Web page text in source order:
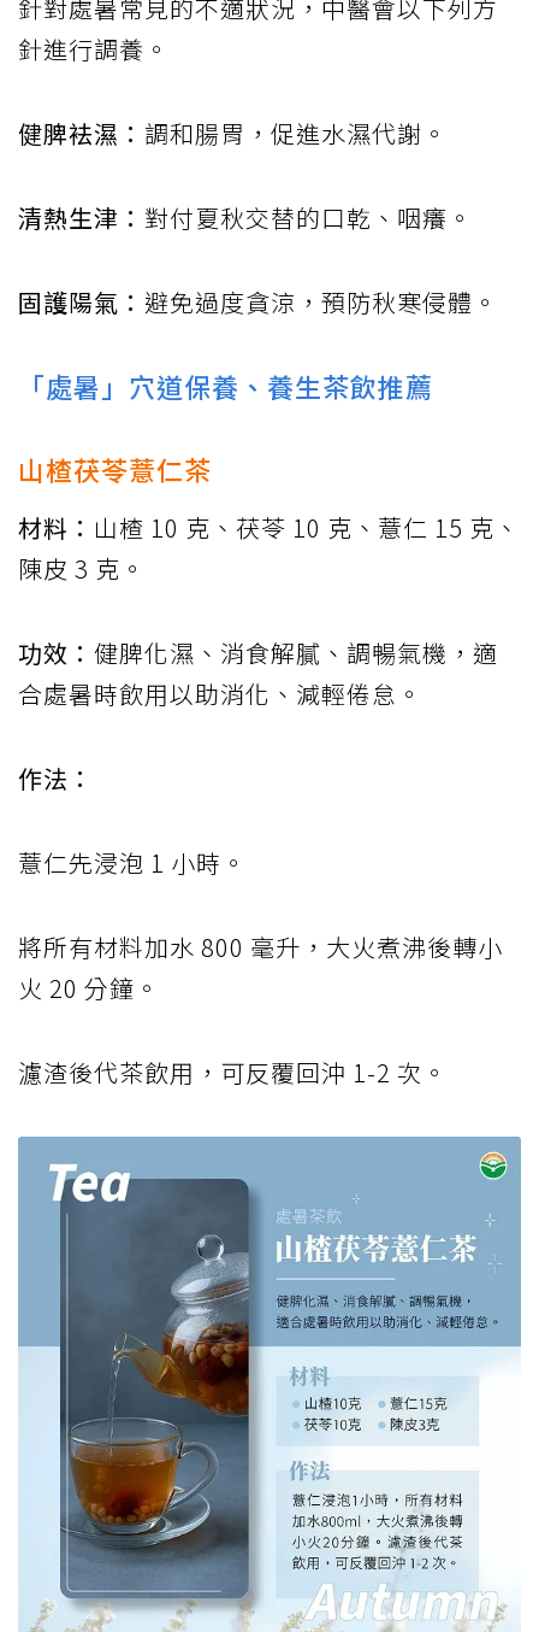
針對處暑常見的不適狀況，中醫會以下列方
針進行調養。
健脾袪濕： 調和腸胃，促進水濕代謝。
清熱生津： 對付夏秋交替的口乾、咽癢。
固護陽氣： 避免過度貪涼，預防秋寒侵體。
「處暑」穴道保養、養生茶飲推薦
山楂茯苓薏仁茶
材料： 山楂 10 克、茯苓 10 克、薏仁 15 克、
陳皮 3 克。
功效： 健脾化濕、消食解膩、調暢氣機，適
合處暑時飲用以助消化、減輕倦怠。
作法：
薏仁先浸泡 1 小時。
將所有材料加水 800 毫升，大火煮沸後轉小
火 20 分鐘。
濾渣後代茶飲用，可反覆回沖 1-2 次。